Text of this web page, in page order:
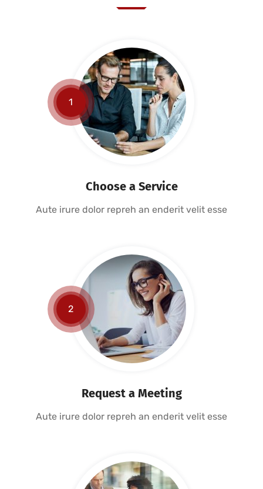
1
Choose a Service
Aute irure dolor repreh an enderit velit esse
2
Request a Meeting
Aute irure dolor repreh an enderit velit esse